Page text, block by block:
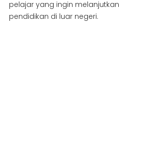
pelajar yang ingin melanjutkan
pendidikan di luar negeri.